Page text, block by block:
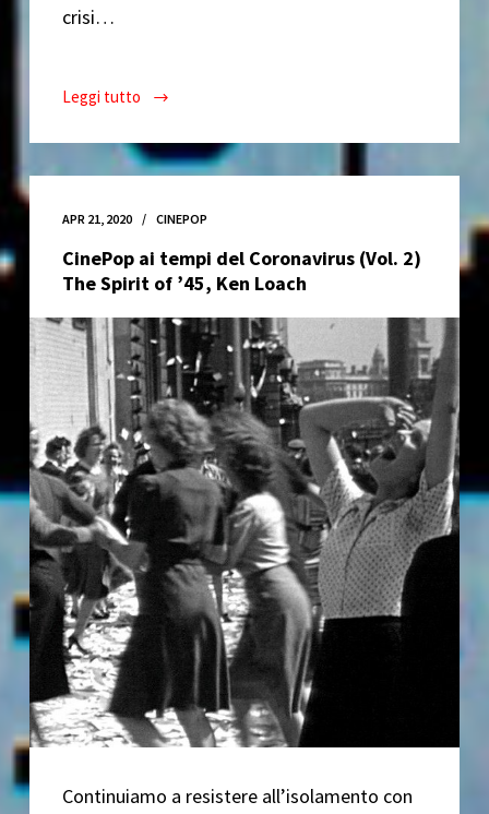
crisi…
Leggi tutto
CinePop
tempi
Coronavirus
3
)
Lost
Citizens
APR 21, 2020 CINEPOP
CinePop ai tempi del Coronavirus (Vol. 2)
The Spirit of ’45, Ken Loach
Continuiamo a resistere all’isolamento con